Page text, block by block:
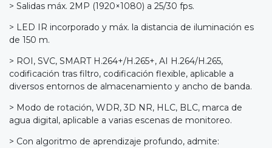
> Salidas máx. 2MP (1920×1080) a 25/30 fps.
> LED IR incorporado y máx. la distancia de iluminación es
de 150 m.
> ROI, SVC, SMART H.264+/H.265+, AI H.264/H.265,
codificación tras filtro, codificación flexible, aplicable a
diversos entornos de almacenamiento y ancho de banda.
> Modo de rotación, WDR, 3D NR, HLC, BLC, marca de
agua digital, aplicable a varias escenas de monitoreo.
> Con algoritmo de aprendizaje profundo, admite: